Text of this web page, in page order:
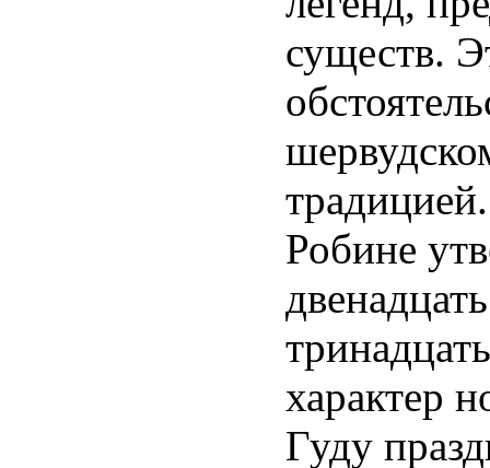
существ.
Робине
характер
Гуду